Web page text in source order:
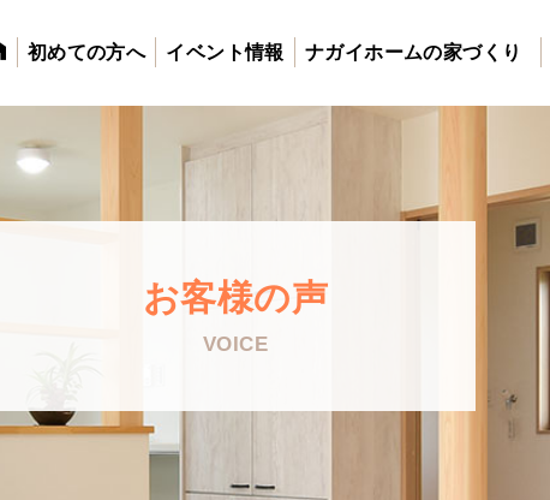
初めての方へ イベント情報 ナガイホームの家づくり
お客様の声
VOICE